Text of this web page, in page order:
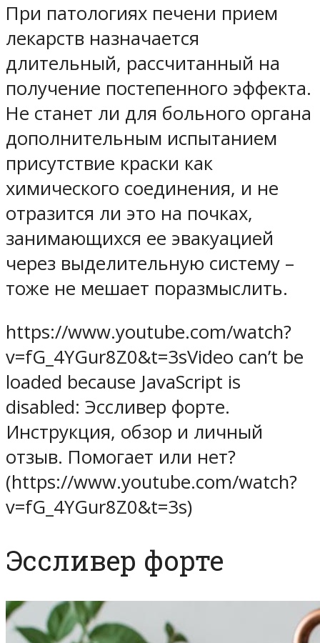
При патологиях печени прием
лекарств назначается
длительный, рассчитанный на
получение постепенного эффекта.
Не станет ли для больного органа
дополнительным испытанием
присутствие краски как
химического соединения, и не
отразится ли это на почках,
занимающихся ее эвакуацией
через выделительную систему –
тоже не мешает поразмыслить.
https://www.youtube.com/watch?
v=fG_4YGur8Z0&t=3sVideo can’t be
loaded because JavaScript is
disabled: Эссливер форте.
Инструкция, обзор и личный
отзыв. Помогает или нет?
(https://www.youtube.com/watch?
v=fG_4YGur8Z0&t=3s)
Эссливер форте